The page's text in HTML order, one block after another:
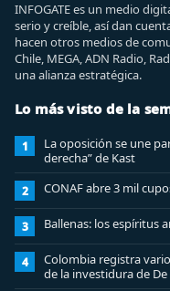
INFOGATE es un medio
serio y creíble, así dan
hacen otros medios de
Chile, MEGA, ADN Radio,
una alianza estratégica.
Lo más visto de la
1
La oposición se une
derecha” de Kast
2 CONAF abre 3 mil
3 Ballenas: los espíritus
4
Colombia registra
de la investidura de